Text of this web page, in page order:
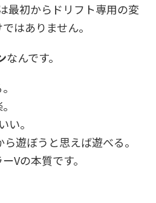
最初からドリフト専用の変
はありません。
なんです。
い。
遊ぼうと思えば遊べる。
Vの本質です。